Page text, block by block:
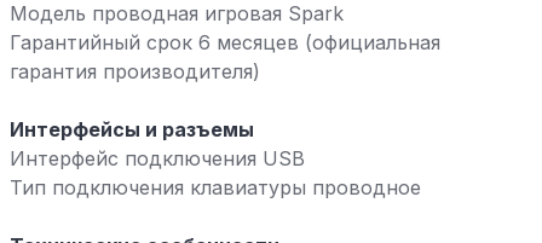
Модель проводная игровая Spark
Гарантийный срок 6 месяцев (официальная
гарантия производителя)
Интерфейсы и разъемы
Интерфейс подключения USB
Тип подключения клавиатуры проводное